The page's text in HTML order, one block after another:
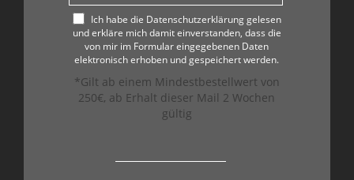
Ich habe die Datenschutzerklärung gelesen
und erkläre mich damit einverstanden, dass die
von mir im Formular eingegebenen Daten
elektronisch erhoben und gespeichert werden.
*Gilt ab einem Mindestbestellwert von
250€, ab Erhalt dieser Mail 2 Wochen
gültig